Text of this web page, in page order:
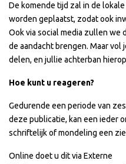
De komende tijd zal in de
worden geplaatst, zodat ook
Ook via social media zullen
de aandacht brengen. Maar vol
delen, en jullie achterban
Hoe kunt u reageren?
Gedurende een periode van
deze publicatie, kan een ieder
schriftelijk of mondeling een
Online doet u dit via Externe